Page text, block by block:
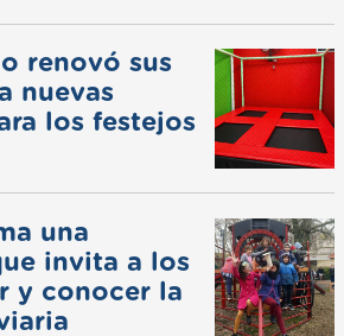
renovó sus
nuevas
los festejos
una
invita a los
y conocer la